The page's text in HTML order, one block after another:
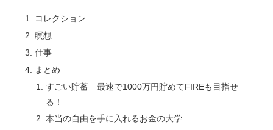
コレクション
瞑想
仕事
まとめ
すごい貯蓄 最速で1000万円貯めてFIREも目指せ
る！
本当の自由を手に入れるお金の大学